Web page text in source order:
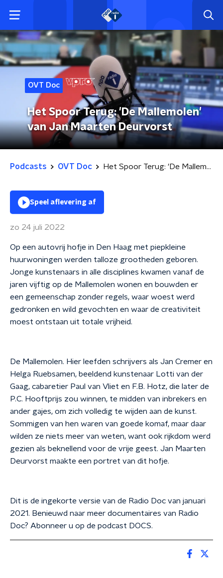
OVT Doc
Het Spoor Terug: 'De Mallemolen'
van Jan Maarten Deurvorst
Podcasts OVT Doc Het Spoor Terug: 'De Mallemolen' van Jan Maarten Deurvorst
Speel aflevering af
zo 24 juli 2022
Op een autovrij hofje in Den Haag met piepkleine
huurwoningen werden talloze grootheden geboren.
Jonge kunstenaars in alle disciplines kwamen vanaf de
jaren vijftig op de Mallemolen wonen en bouwden er
een gemeenschap zonder regels, waar woest werd
gedronken en wild gevochten en waar de creativiteit
moest ontstaan uit totale vrijheid.
De Mallemolen. Hier leefden schrijvers als Jan Cremer en
Helga Ruebsamen, beeldend kunstenaar Lotti van der
Gaag, cabaretier Paul van Vliet en F.B. Hotz, die later de
P.C. Hooftprijs zou winnen, te midden van inbrekers en
ander gajes, om zich volledig te wijden aan de kunst.
Sommigen van hen waren van goede komaf, maar daar
wilden ze niets meer van weten, want ook rijkdom werd
gezien als beknellend voor de vrije geest. Jan Maarten
Deurvorst maakte een portret van dit hofje.
Dit is de ingekorte versie van de Radio Doc van januari
2021. Benieuwd naar meer documentaires van Radio
Doc? Abonneer u op de podcast DOCS.